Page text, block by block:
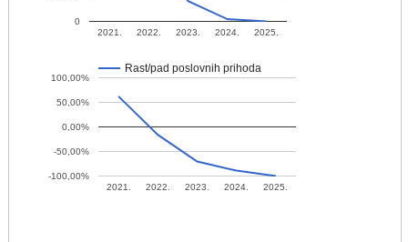
2021. 2022. 2023. 2024. 2025.
0
Rast/pad poslovnih prihoda
2021. 2022. 2023. 2024. 2025.
-100,00%
-50,00%
0,00%
50,00%
100,00%